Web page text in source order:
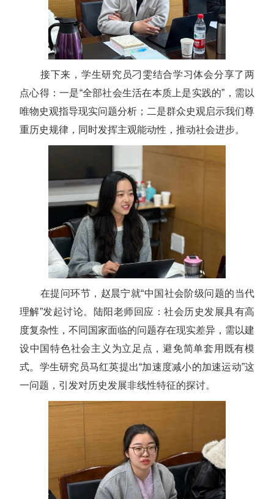
接下来，学生研究员刁雯结合学习体会分享了两
点心得：一是“全部社会生活在本质上是实践的”，需以
唯物史观指导现实问题分析；二是群众史观启示我们尊
重历史规律，同时发挥主观能动性，推动社会进步。
在提问环节，赵晨宁就“中国社会阶级问题的当代
理解”发起讨论。陆阳老师回应：社会历史发展具有高
度复杂性，不同国家面临的问题存在现实差异，需以建
设中国特色社会主义为立足点，避免简单套用既有模
式。学生研究员马红英提出“加速度减小的加速运动”这
一问题，引发对历史发展非线性特征的探讨。